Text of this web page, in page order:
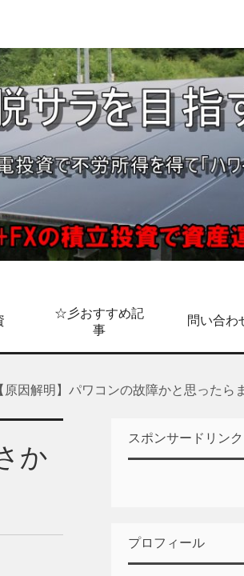
☆彡おすすめ記
事
問い合わ
原因解明】パワコンの故障かと思ったら
か
スポンサードリンク
プロフィール